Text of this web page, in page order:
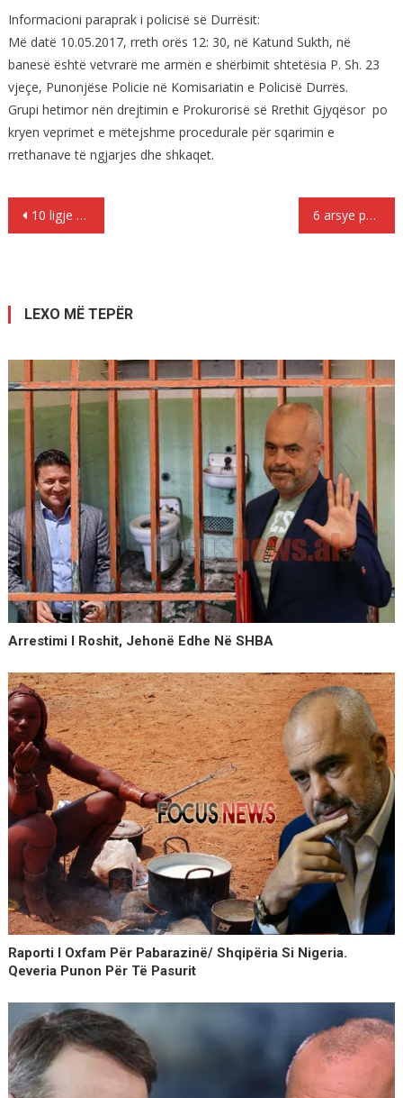
Informacioni paraprak i policisë së Durrësit:
Më datë 10.05.2017, rreth orës 12: 30, në Katund Sukth, në
banesë është vetvrarë me armën e shërbimit shtetësia P. Sh. 23
vjeçe, Punonjëse Policie në Komisariatin e Policisë Durrës.
Grupi hetimor nën drejtimin e Prokurorisë së Rrethit Gjyqësor po
kryen veprimet e mëtejshme procedurale për sqarimin e
rrethanave të ngjarjes dhe shkaqet.
Lëvizje
10 ligje të çuditshme nëpër botë 6 arsye për të mësuar gjuhën franceze
LEXO MË TEPËR
Arrestimi I Roshit, Jehonë Edhe Në SHBA
Raporti I Oxfam Për Pabarazinë/ Shqipëria Si Nigeria.
Qeveria Punon Për Të Pasurit